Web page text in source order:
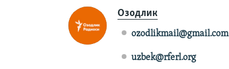
Озодлик
ozodlikmail@gmail.com
uzbek@rferl.org